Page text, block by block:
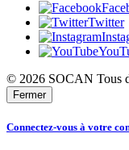
Twitter
© 2026 SOCAN Tous
Fermer
Connectez-vous à votre